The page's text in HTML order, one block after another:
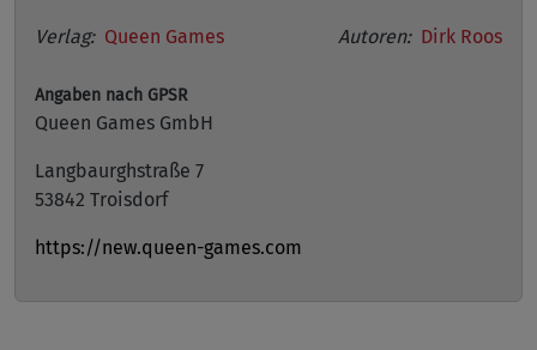
Verlag: Queen Games
Angaben nach GPSR
Queen Games GmbH
Langbaurghstraße 7
53842 Troisdorf
https://new.queen-games.com
Autoren: Dirk Roos